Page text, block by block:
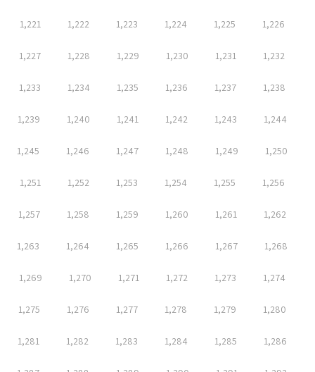
1,221 1,222 1,223 1,224 1,225 1,226
1,227 1,228 1,229 1,230 1,231 1,232
1,233 1,234 1,235 1,236 1,237 1,238
1,239 1,240 1,241 1,242 1,243 1,244
1,245 1,246 1,247 1,248 1,249 1,250
1,251 1,252 1,253 1,254 1,255 1,256
1,257 1,258 1,259 1,260 1,261 1,262
1,263 1,264 1,265 1,266 1,267 1,268
1,269 1,270 1,271 1,272 1,273 1,274
1,275 1,276 1,277 1,278 1,279 1,280
1,281 1,282 1,283 1,284 1,285 1,286